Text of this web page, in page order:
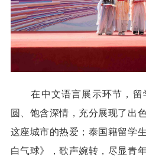
在中文语言展示环节，留
圆、饱含深情，充分展现了出
这座城市的热爱；泰国籍留学
白气球》，歌声婉转，尽显青